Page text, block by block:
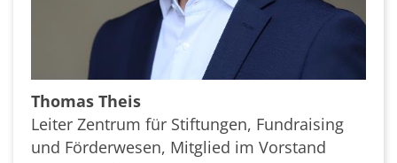
Thomas Theis
Leiter Zentrum für Stiftungen, Fundraising
und Förderwesen, Mitglied im Vorstand